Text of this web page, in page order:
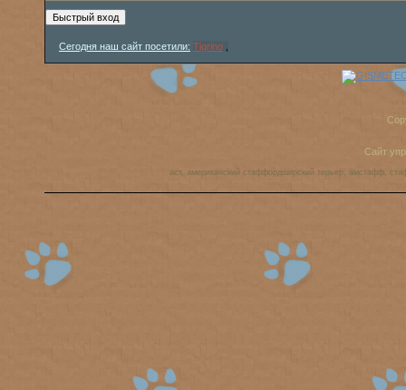
Сегодня наш сайт посетили: Tigrino
Сайт
аст, американский стаффордширский терьер, амстафф,